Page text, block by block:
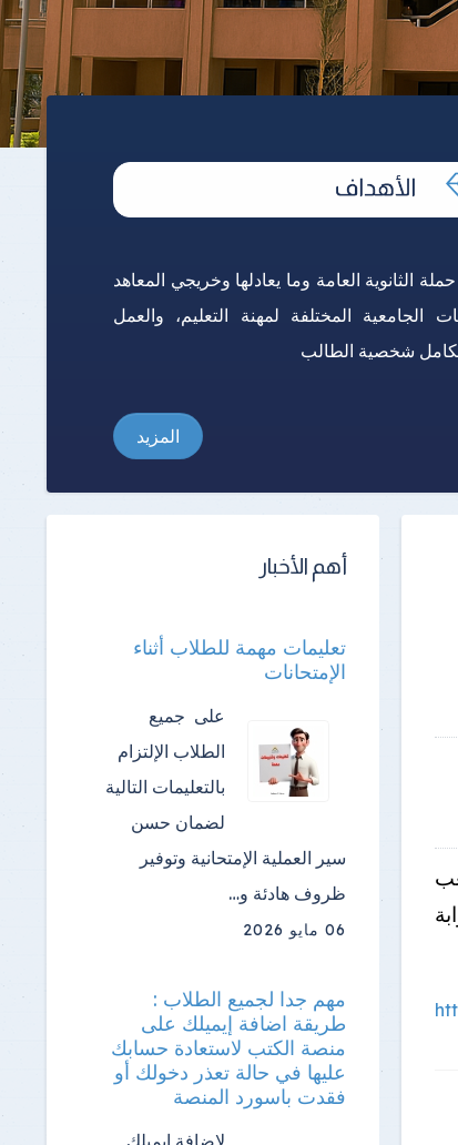
الثانوية العامة وما يعادلها وخريجي المعاهد
الجامعية المختلفة لمهنة التعليم، والعمل
شخصية الطالب
المزيد
أهم الأخبار
تعليمات مهمة للطلاب أثناء
الإمتحانات
على جميع
الطلاب الإلتزام
بالتعليمات التالية
لضمان حسن
سير العملية الإمتحانية وتوفير
ظروف هادئة و…
06 مايو 2026
مهم جدا لجميع الطلاب :
طريقة اضافة إيميلك على
منصة الكتب لاستعادة حسابك
عليها في حالة تعذر دخولك أو
فقدت باسورد المنصة
لإضافة إيميلك